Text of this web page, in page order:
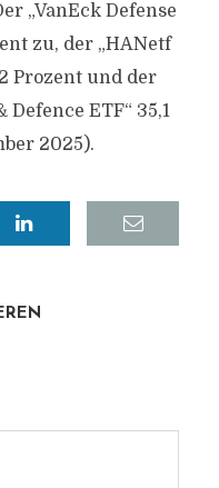
„VanEck Defense
zu, der „HANetf
Prozent und der
Defence ETF“ 35,1
2025).